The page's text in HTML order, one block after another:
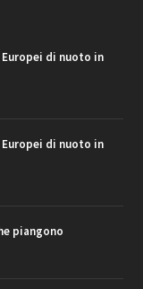
di nuoto in
di nuoto in
piangono